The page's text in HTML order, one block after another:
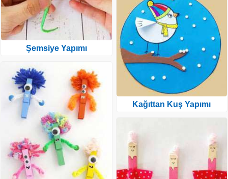
Şemsiye Yapımı
Kağıttan Kuş Yapımı